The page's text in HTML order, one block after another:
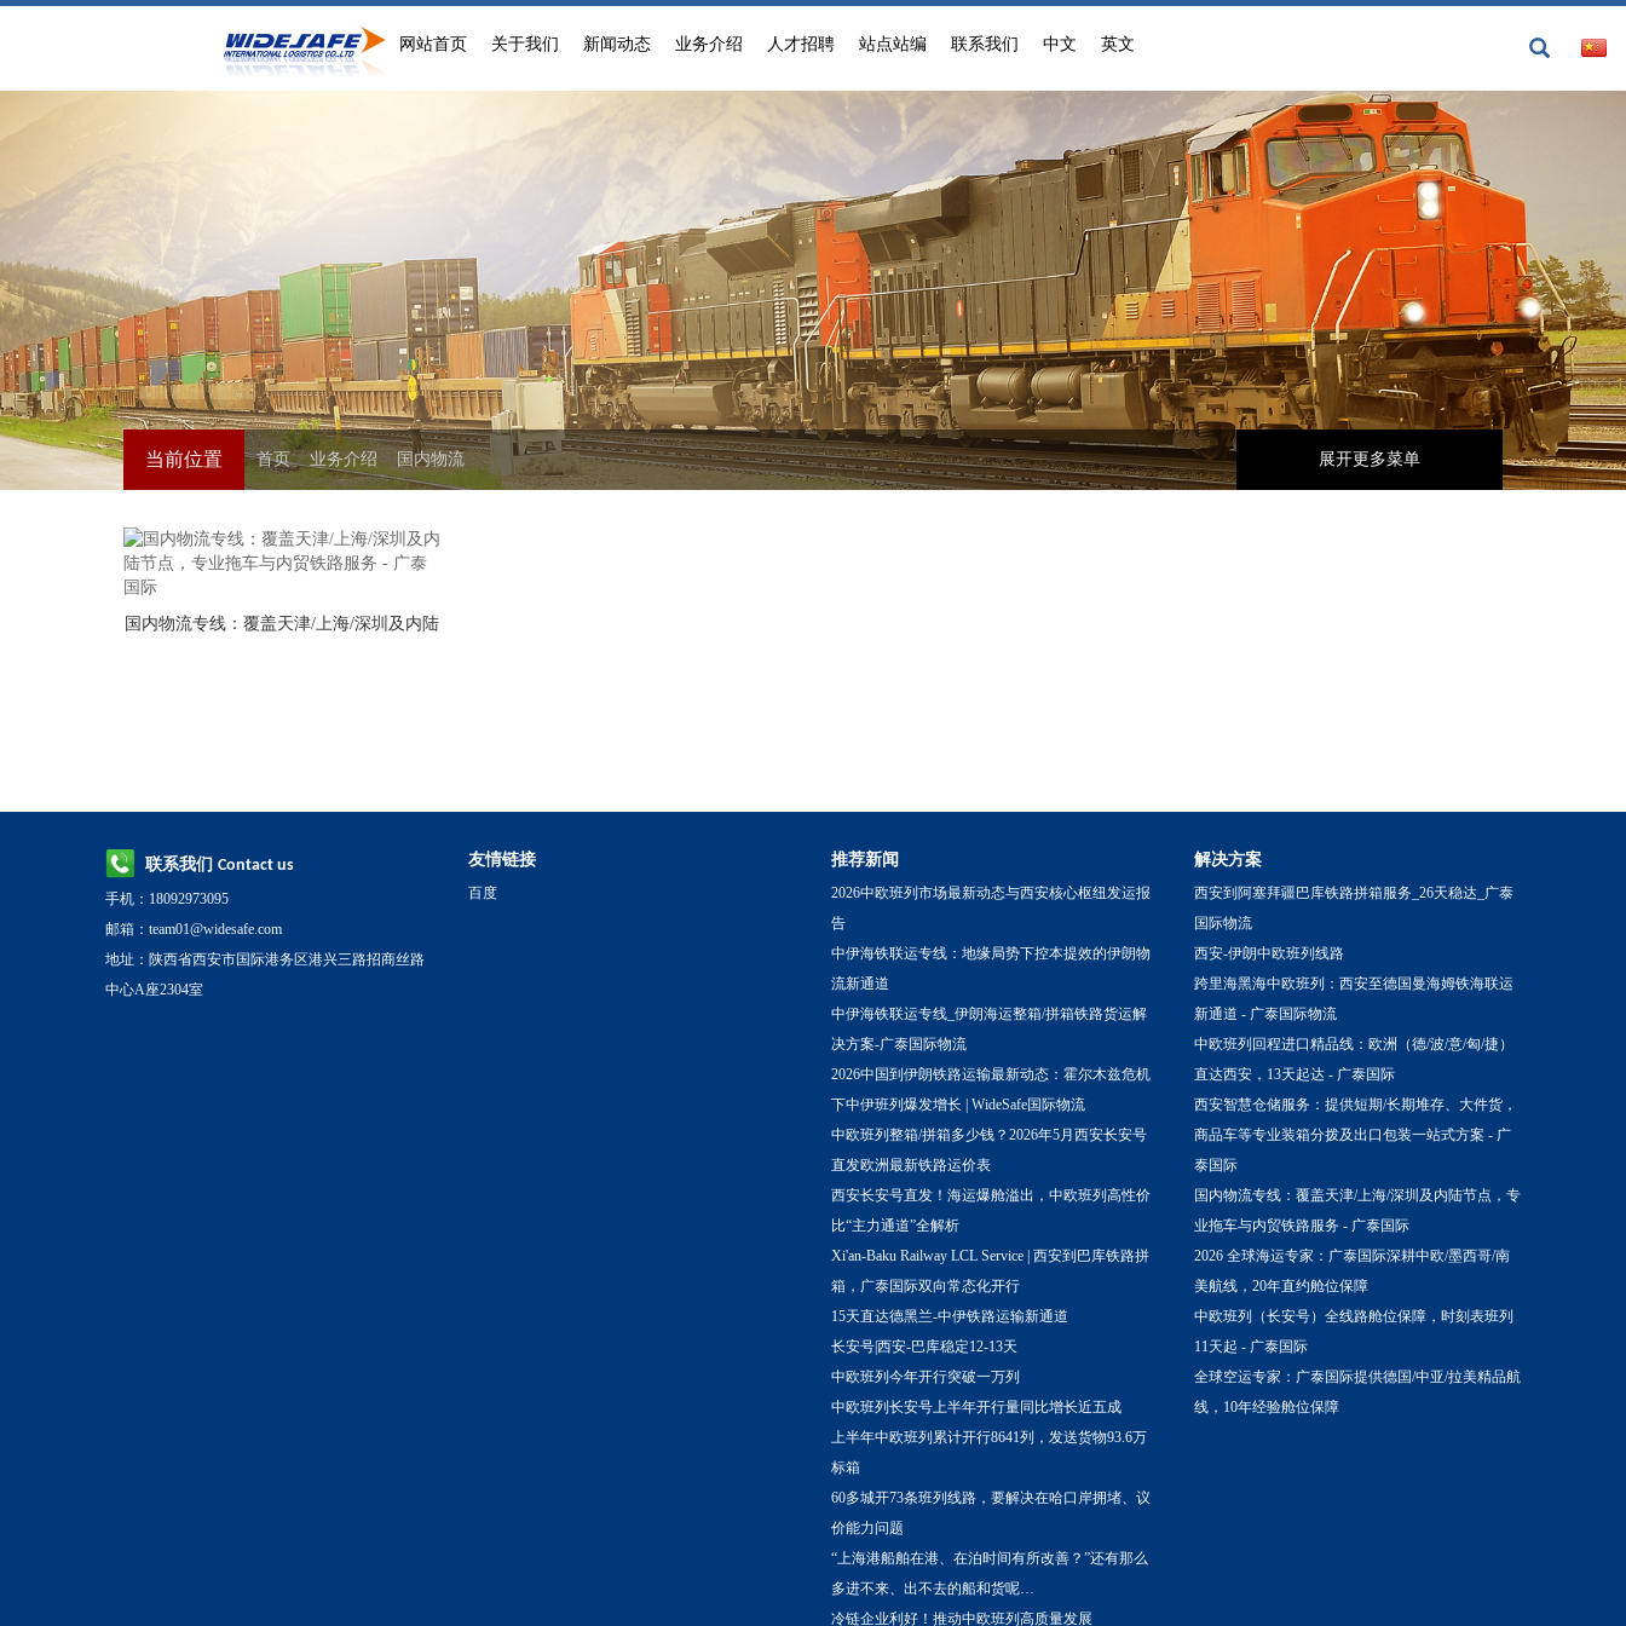
网站首页 关于我们 新闻动态 业务介绍 人才招聘 站点站编 联系我们 中文 英文
当前位置 首页>业务介绍> 国内物流 展开更多菜单
国内物流专线：覆盖天津/上海/深圳及内陆
联系我们 Contact us
手机：18092973095
邮箱：team01@widesafe.com
地址：陕西省西安市国际港务区港兴三路招商丝路
中心A座2304室
友情链接
百度
推荐新闻
2026中欧班列市场最新动态与西安核心枢纽发运报
告
中伊海铁联运专线：地缘局势下控本提效的伊朗物
流新通道
中伊海铁联运专线_伊朗海运整箱/拼箱铁路货运解
决方案-广泰国际物流
2026中国到伊朗铁路运输最新动态：霍尔木兹危机
下中伊班列爆发增长 | WideSafe国际物流
中欧班列整箱/拼箱多少钱？2026年5月西安长安号
直发欧洲最新铁路运价表
西安长安号直发！海运爆舱溢出，中欧班列高性价
比“主力通道”全解析
Xi'an-Baku Railway LCL Service | 西安到巴库铁路拼
箱，广泰国际双向常态化开行
15天直达德黑兰-中伊铁路运输新通道
长安号|西安-巴库稳定12-13天
中欧班列今年开行突破一万列
中欧班列长安号上半年开行量同比增长近五成
上半年中欧班列累计开行8641列，发送货物93.6万
标箱
60多城开73条班列线路，要解决在哈口岸拥堵、议
价能力问题
“上海港船舶在港、在泊时间有所改善？”还有那么
多进不来、出不去的船和货呢…
冷链企业利好！推动中欧班列高质量发展
解决方案
西安到阿塞拜疆巴库铁路拼箱服务_26天稳达_广泰
国际物流
西安-伊朗中欧班列线路
跨里海黑海中欧班列：西安至德国曼海姆铁海联运
新通道 - 广泰国际物流
中欧班列回程进口精品线：欧洲（德/波/意/匈/捷）
直达西安，13天起达 - 广泰国际
西安智慧仓储服务：提供短期/长期堆存、大件货，
商品车等专业装箱分拨及出口包装一站式方案 - 广
泰国际
国内物流专线：覆盖天津/上海/深圳及内陆节点，专
业拖车与内贸铁路服务 - 广泰国际
2026 全球海运专家：广泰国际深耕中欧/墨西哥/南
美航线，20年直约舱位保障
中欧班列（长安号）全线路舱位保障，时刻表班列
11天起 - 广泰国际
全球空运专家：广泰国际提供德国/中亚/拉美精品航
线，10年经验舱位保障